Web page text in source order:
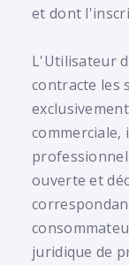
et dont
L'Utilisateur
contracte les
ouverte et
juridique de